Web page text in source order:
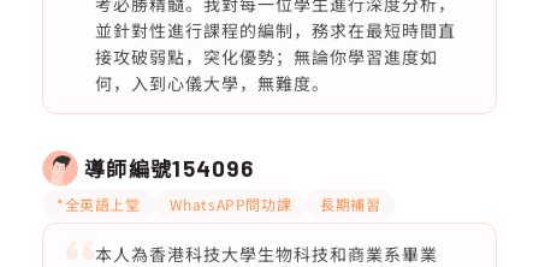
並針對性進行課程的編制，務求在最短時間直
接攻破弱點，突化優勢；無論你學習進度如
何，入到心儀大學，無難度。
導師編號154096
*全英語上堂 WhatsAPP問功課 長期補習
本人為香港科技大學生物科技和商業系畢業